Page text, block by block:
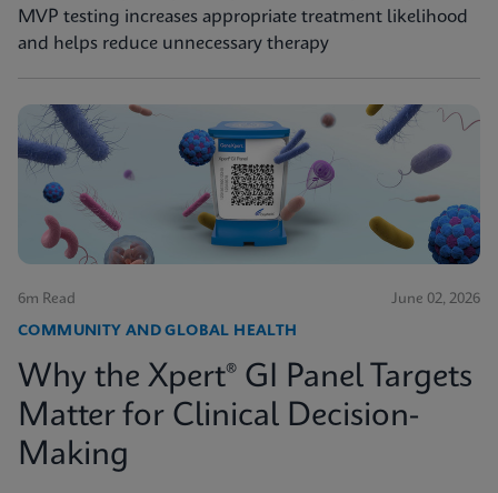
MVP testing increases appropriate treatment likelihood
and helps reduce unnecessary therapy
6m Read June 02, 2026
COMMUNITY AND GLOBAL HEALTH
Why the Xpert® GI Panel Targets
Matter for Clinical Decision-
Making